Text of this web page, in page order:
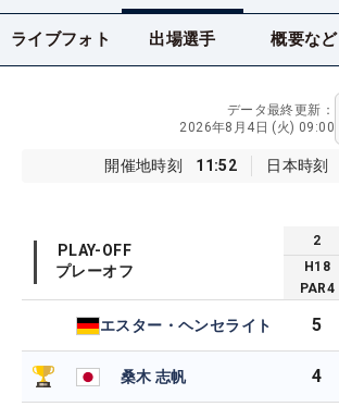
ライブフォト 出場選手 概要など
開催地時刻 11:52 日本時刻
データ最終更新：
2026年8月4日 (火) 09:00
PLAY-OFF
プレーオフ
2
H 18
PAR4
エスター・ヘンセライト 5
桑木 志帆 4